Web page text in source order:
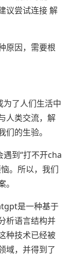
议尝试连接 解
原因，需要根
了人们生活中
人类交流，解
的生验。
到“打不开cha
。所以，我们
是一种基于
析语言结构并
种技术已经被
域，并得到了